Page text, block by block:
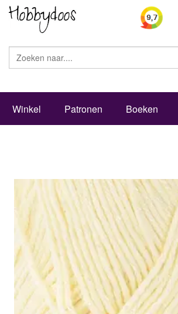
Winkel Patronen Boeken